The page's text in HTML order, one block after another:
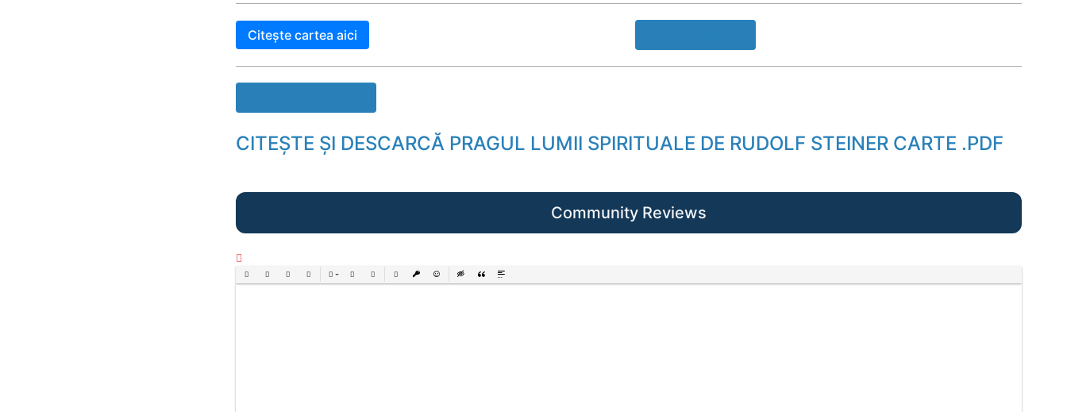
Citește cartea aici
CITEȘTE ȘI DESCARCĂ PRAGUL LUMII SPIRITUALE DE RUDOLF STEINER CARTE .PDF
Community Reviews
Bold Italic UnderlineStrikethrough
AlignOrdered List
Unordered List
Insert LinkInsert protected link
EmoticonsInsert hidden text
Insert Quote
Insert spoiler